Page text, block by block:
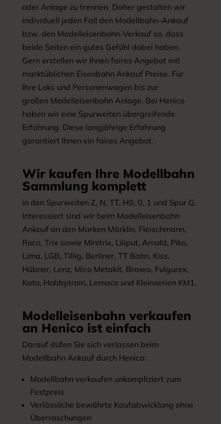
oder Anlage zu trennen. Daher gestalten wir
individuell jeden Fall den Modellbahn-Ankauf
bzw. den Modelleisenbahn-Verkauf so, dass
beide Seiten ein gutes Gefühl dabei haben.
Gern erstellen wir Ihnen faires Angebot mit
marktüblichen Eisenbahn Ankauf Preise. Für
Ihre Loks und Personenwagen bis zur
großen Modelleisenbahn Anlage. Bei Henico
haben wir eine Spurweiten übergreifende
Erfahrung. Diese langjährige Erfahrung
garantiert Ihnen ein faires Angebot.
Wir kaufen Ihre Modellbahn
Sammlung komplett
in den Spurweiten Z, N, TT, H0, 0, 1 und Spur G.
Interessiert sind wir beim Modelleisenbahn
Ankauf an den Marken Märklin, Fleischmann,
Roco, Trix sowie Minitrix, Liliput, Arnold, Piko,
Lima, LGB, Tillig, Berliner, TT Bahn, Kiss,
Hübner, Lenz, Mico Metakit, Brawa, Fulgurex,
Kato, Hobbytrain, Lemaco und Kleinserien KM1.
Modelleisenbahn verkaufen
an Henico ist einfach
Darauf düfen Sie sich verlassen beim
Modellbahn Ankauf durch Henico:
Modellbahn verkaufen unkompliziert zum
Festpreis
Verlässliche bewährte Kaufabwicklung ohne
Überraschungen